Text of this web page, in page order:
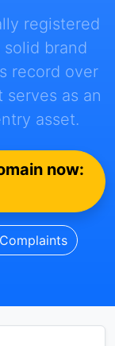
registered
brand
record over
serves as an
asset.
now: